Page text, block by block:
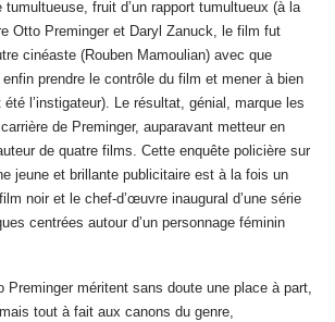
tumultueuse, fruit d’un rapport tumultueux (à la
Otto Preminger et Daryl Zanuck, le film fut
cinéaste (Rouben Mamoulian) avec que
prendre le contrôle du film et mener à bien
l’instigateur). Le résultat, génial, marque les
de Preminger, auparavant metteur en
de quatre films. Cette enquête policière sur
jeune et brillante publicitaire est à la fois un
noir et le chef-d’œuvre inaugural d’une série
centrées autour d’un personnage féminin
Preminger méritent sans doute une place à part,
tout à fait aux canons du genre,